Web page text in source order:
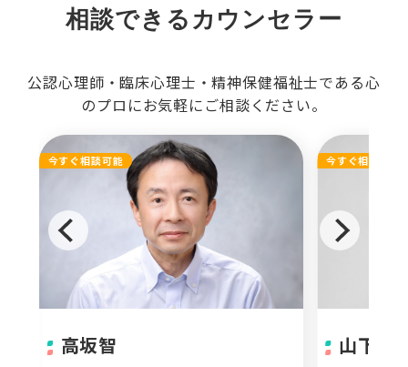
相談できるカウンセラー
公認心理師・臨床心理士・精神保健福祉士である心
のプロにお気軽にご相談ください。
今すぐ相談可能
高坂智
今すぐ相談可能
山下